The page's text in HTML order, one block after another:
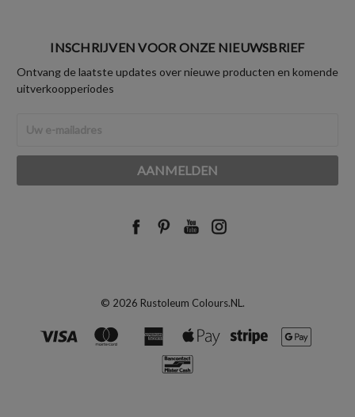
INSCHRIJVEN VOOR ONZE NIEUWSBRIEF
Ontvang de laatste updates over nieuwe producten en komende
uitverkoopperiodes
mailadres
© 2026 Rustoleum Colours.NL.